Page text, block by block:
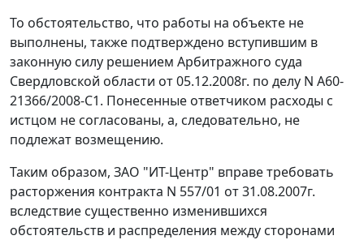
То обстоятельство, что работы на объекте не
выполнены, также подтверждено вступившим в
законную силу решением Арбитражного суда
Свердловской области от 05.12.2008г. по делу N А60-
21366/2008-С1. Понесенные ответчиком расходы с
истцом не согласованы, а, следовательно, не
подлежат возмещению.
Таким образом, ЗАО "ИТ-Центр" вправе требовать
расторжения контракта N 557/01 от 31.08.2007г.
вследствие существенно изменившихся
обстоятельств и распределения между сторонами